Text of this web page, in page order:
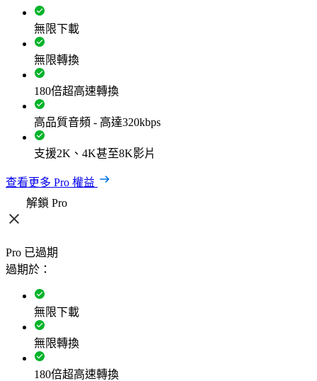
無限下載
無限轉換
180倍超高速轉換
高品質音頻 - 高達320kbps
支援2K、4K甚至8K影片
查看更多 Pro 權益
解鎖 Pro
Pro 已過期
過期於：
無限下載
無限轉換
180倍超高速轉換